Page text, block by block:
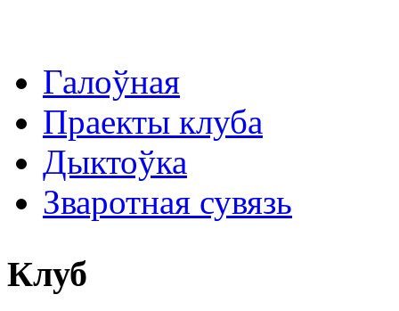
Галоўная
Праекты клуба
Дыктоўка
Зваротная сувязь
Клуб